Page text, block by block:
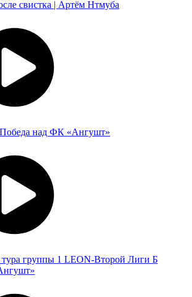
свистка | Артём Нтмуба
над ФК «Ангушт»
тура группы 1 LEON-Второй Лиги Б